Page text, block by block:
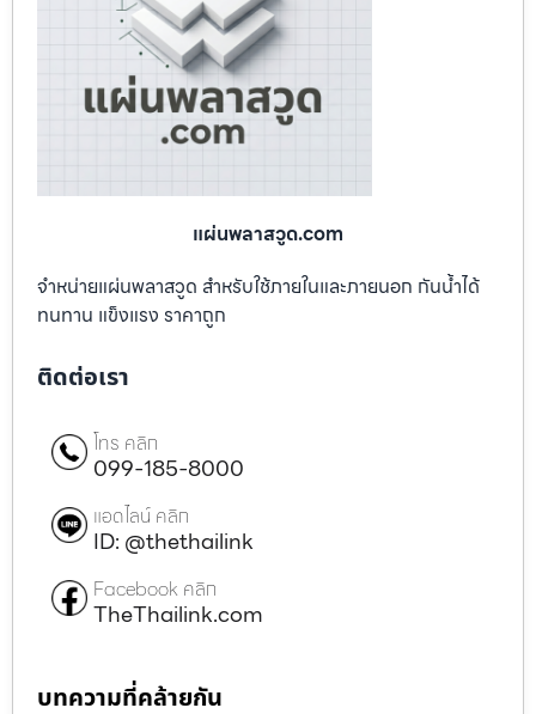
แผ่นพลาสวูด.com
จำหน่ายแผ่นพลาสวูด สำหรับใช้ภายในและภายนอก กันน้ำได้
ทนทาน แข็งแรง ราคาถูก
ติดต่อเรา
โทร คลิก
099-185-8000
แอดไลน์ คลิก
ID: @thethailink
Facebook คลิก
TheThailink.com
บทความที่คล้ายกัน